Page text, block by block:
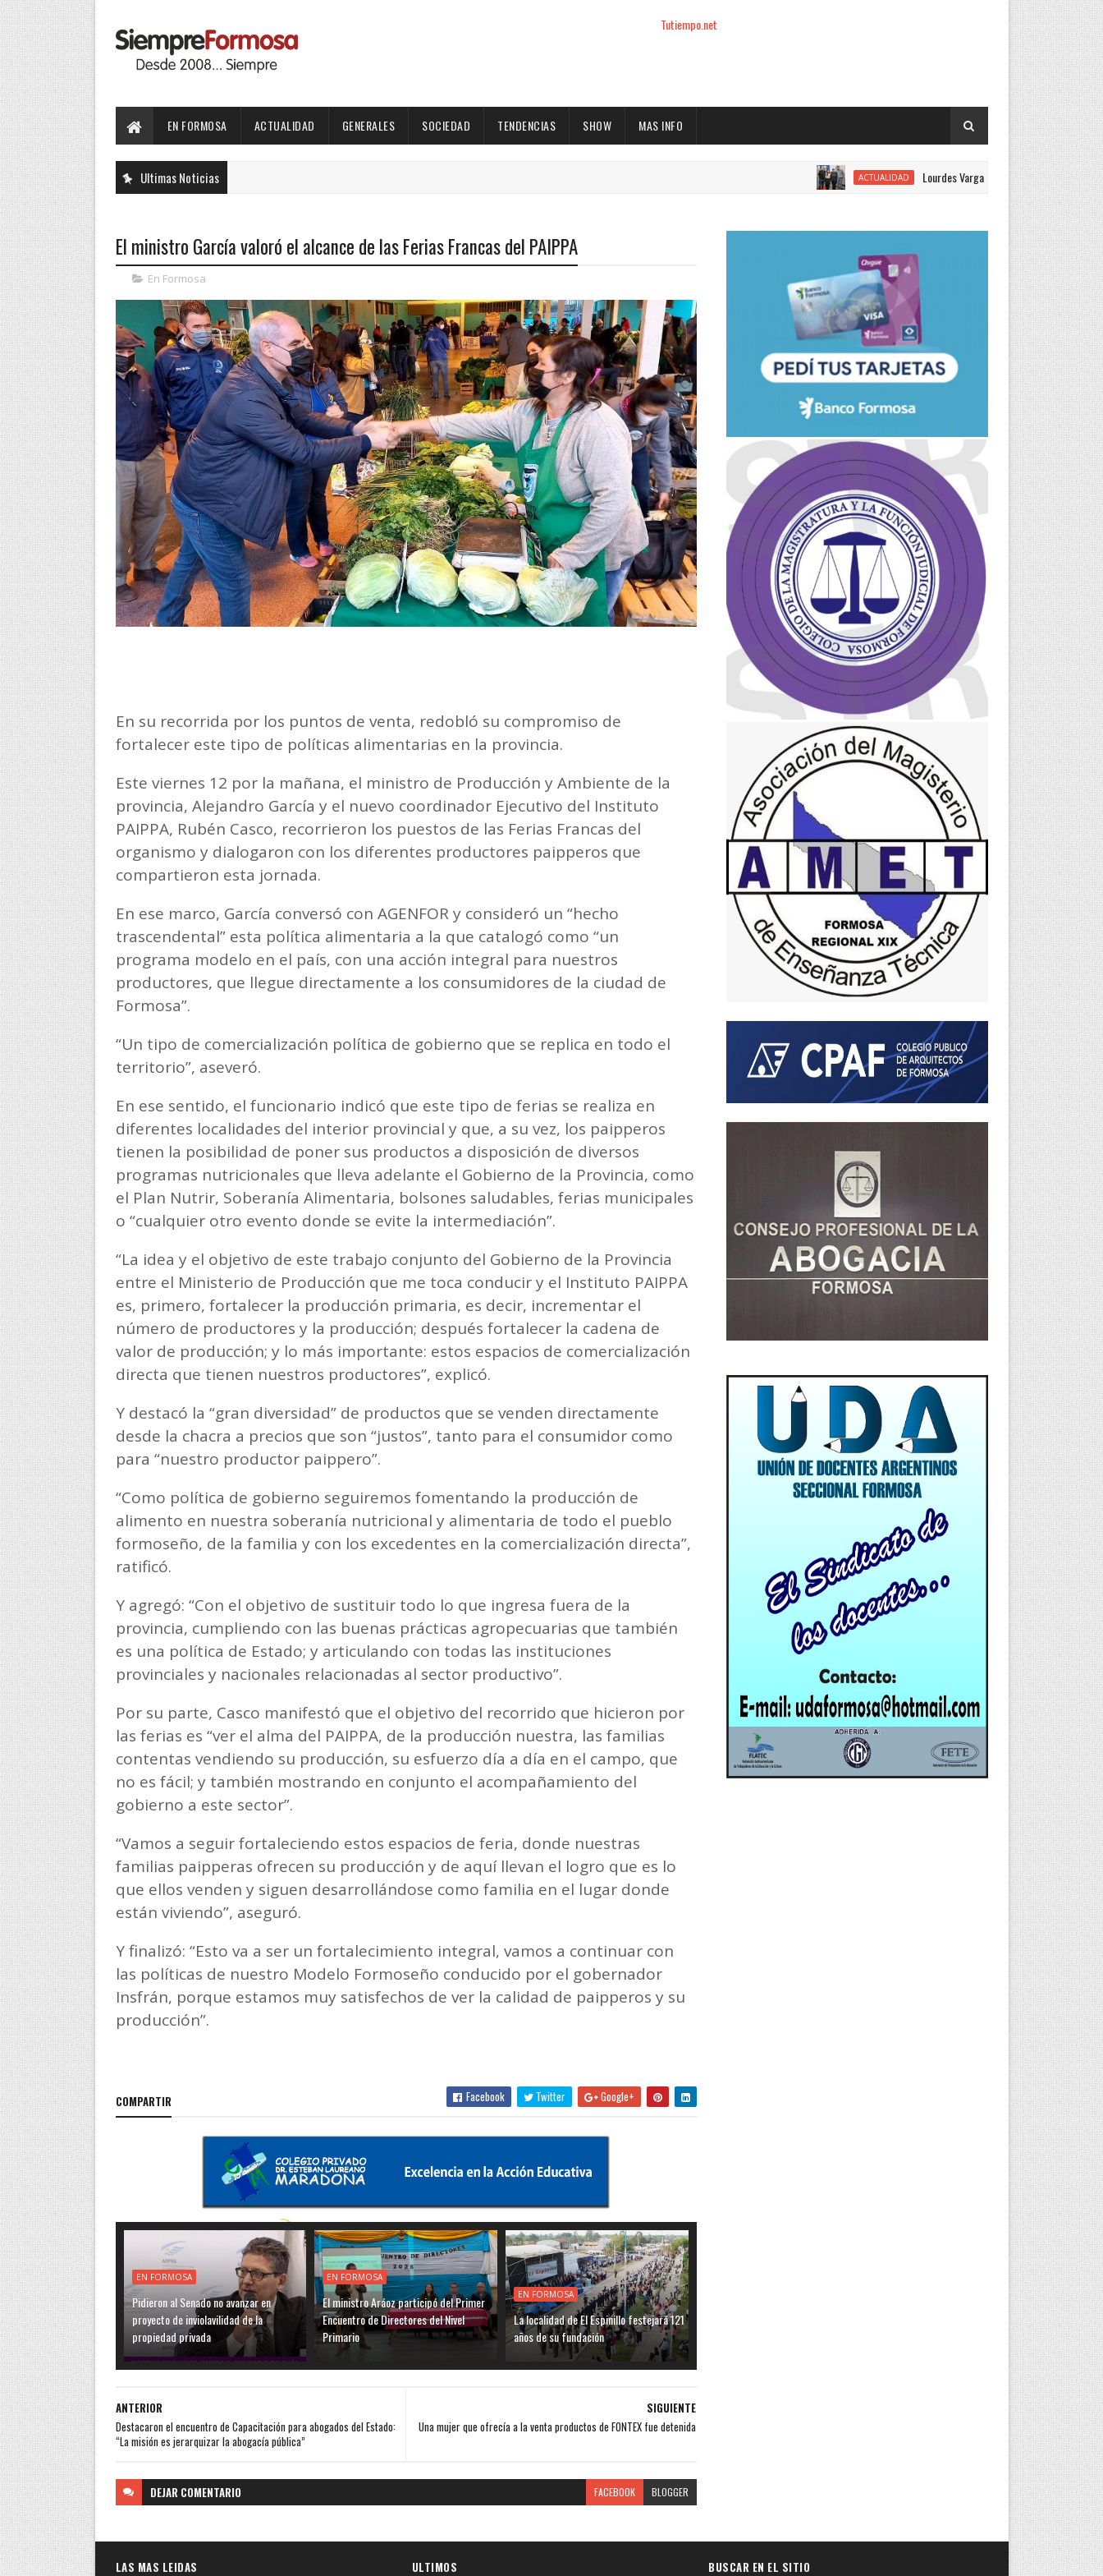
Tutiempo.net
EN FORMOSA ACTUALIDAD GENERALES SOCIEDAD TENDENCIAS SHOW MAS INFO
Ultimas Noticias ACTUALIDAD Lourdes Vargas juró como concejal por el
El ministro García valoró el alcance de las Ferias Francas del PAIPPA
En Formosa
En su recorrida por los puntos de venta, redobló su compromiso de
fortalecer este tipo de políticas alimentarias en la provincia.
Este viernes 12 por la mañana, el ministro de Producción y Ambiente de la
provincia, Alejandro García y el nuevo coordinador Ejecutivo del Instituto
PAIPPA, Rubén Casco, recorrieron los puestos de las Ferias Francas del
organismo y dialogaron con los diferentes productores paipperos que
compartieron esta jornada.
En ese marco, García conversó con AGENFOR y consideró un “hecho
trascendental” esta política alimentaria a la que catalogó como “un
programa modelo en el país, con una acción integral para nuestros
productores, que llegue directamente a los consumidores de la ciudad de
Formosa”.
“Un tipo de comercialización política de gobierno que se replica en todo el
territorio”, aseveró.
En ese sentido, el funcionario indicó que este tipo de ferias se realiza en
diferentes localidades del interior provincial y que, a su vez, los paipperos
tienen la posibilidad de poner sus productos a disposición de diversos
programas nutricionales que lleva adelante el Gobierno de la Provincia, como
el Plan Nutrir, Soberanía Alimentaria, bolsones saludables, ferias municipales
o “cualquier otro evento donde se evite la intermediación”.
“La idea y el objetivo de este trabajo conjunto del Gobierno de la Provincia
entre el Ministerio de Producción que me toca conducir y el Instituto PAIPPA
es, primero, fortalecer la producción primaria, es decir, incrementar el
número de productores y la producción; después fortalecer la cadena de
valor de producción; y lo más importante: estos espacios de comercialización
directa que tienen nuestros productores”, explicó.
Y destacó la “gran diversidad” de productos que se venden directamente
desde la chacra a precios que son “justos”, tanto para el consumidor como
para “nuestro productor paippero”.
“Como política de gobierno seguiremos fomentando la producción de
alimento en nuestra soberanía nutricional y alimentaria de todo el pueblo
formoseño, de la familia y con los excedentes en la comercialización directa”,
ratificó.
Y agregó: “Con el objetivo de sustituir todo lo que ingresa fuera de la
provincia, cumpliendo con las buenas prácticas agropecuarias que también
es una política de Estado; y articulando con todas las instituciones
provinciales y nacionales relacionadas al sector productivo”.
Por su parte, Casco manifestó que el objetivo del recorrido que hicieron por
las ferias es “ver el alma del PAIPPA, de la producción nuestra, las familias
contentas vendiendo su producción, su esfuerzo día a día en el campo, que
no es fácil; y también mostrando en conjunto el acompañamiento del
gobierno a este sector”.
“Vamos a seguir fortaleciendo estos espacios de feria, donde nuestras
familias paipperas ofrecen su producción y de aquí llevan el logro que es lo
que ellos venden y siguen desarrollándose como familia en el lugar donde
están viviendo”, aseguró.
Y finalizó: “Esto va a ser un fortalecimiento integral, vamos a continuar con
las políticas de nuestro Modelo Formoseño conducido por el gobernador
Insfrán, porque estamos muy satisfechos de ver la calidad de paipperos y su
producción”.
COMPARTIR Facebook Twitter Google+
EN FORMOSA
Pidieron al Senado no avanzar en
proyecto de inviolavilidad de la
propiedad privada
EN FORMOSA
El ministro Aráoz participó del Primer
Encuentro de Directores del Nivel
Primario
EN FORMOSA
La localidad de El Espinillo festejará 121
años de su fundación
SIGUIENTE
Una mujer que ofrecía a la venta productos de FONTEX fue detenida
ANTERIOR
Destacaron el encuentro de Capacitación para abogados del Estado:
“La misión es jerarquizar la abogacía pública”
DEJAR COMENTARIO FACEBOOK BLOGGER
LAS MAS LEIDAS ULTIMOS BUSCAR EN EL SITIO